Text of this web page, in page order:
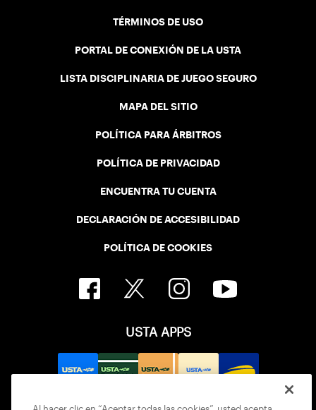
TÉRMINOS DE USO
PORTAL DE CONEXIÓN DE LA USTA
LISTA DISCIPLINARIA DE JUEGO SEGURO
MAPA DEL SITIO
POLÍTICA PARA ÁRBITROS
POLÍTICA DE PRIVACIDAD
ENCUENTRA TU CUENTA
DECLARACIÓN DE ACCESIBILIDAD
POLÍTICA DE COOKIES
USTA APPS